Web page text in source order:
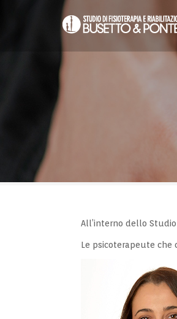
All’interno dello
Le psicoterapeute che